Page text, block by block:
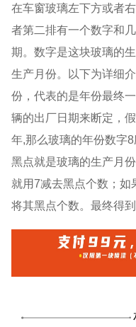
在车窗玻璃左下方或者
者第二排有一个数字和
期。数字是这块玻璃的
生产月份。以下为详细
份，代表的是年份最终
辆的出厂日期来断定，
年,那么玻璃的年份数字
黑点就是玻璃的生产月
就用7减去黑点个数；
将其黑点个数。最终得